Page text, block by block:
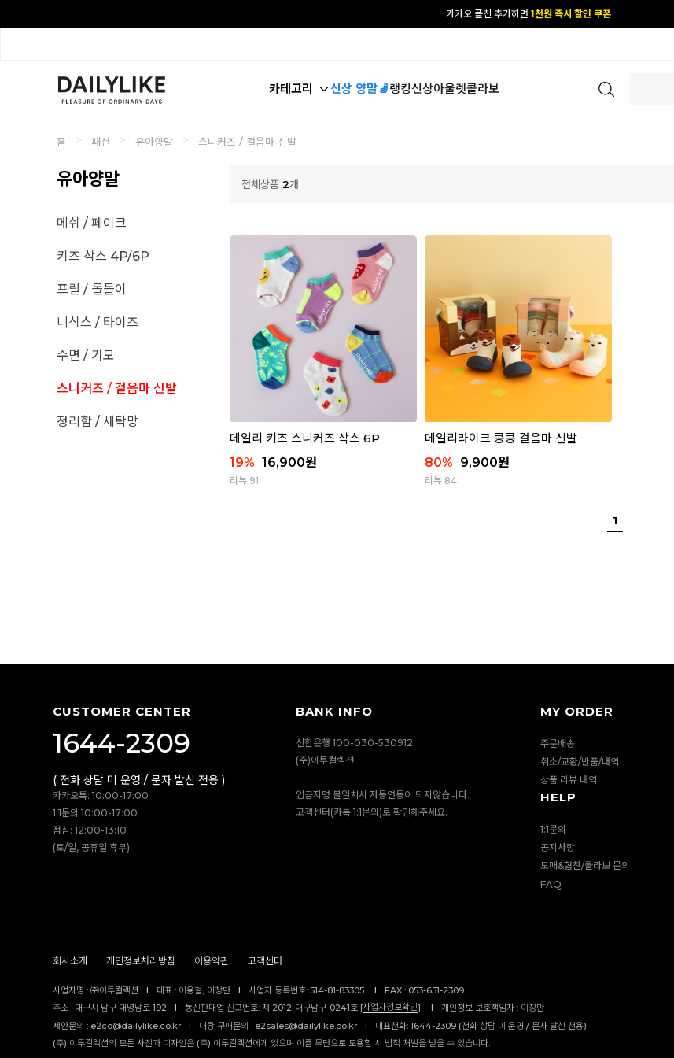
카카오 플친 추가하면 1천원 즉시 할인 쿠폰
카테고리 신상 양말🧦랭킹신상아울렛콜라보
홈 > 패션 > 유아양말 > 스니커즈 / 걸음마 신발
유아양말
메쉬 / 페이크
키즈 삭스 4P/6P
프릴 / 돌돌이
니삭스 / 타이즈
수면 / 기모
스니커즈 / 걸음마 신발
정리함 / 세탁망
전체상품 2개
데일리 키즈 스니커즈 삭스 6P
19% 16,900원
리뷰 91
데일리라이크 콩콩 걸음마 신발
80% 9,900원
리뷰 84
1
CUSTOMER CENTER
1644-2309
( 전화 상담 미 운영 / 문자 발신 전용 )
카카오톡: 10:00-17:00
1:1문의 10:00-17:00
점심: 12:00-13:10
(토/일, 공휴일 휴무)
BANK INFO
신한은행 100-030-530912
(주)이투컬렉션
입금자명 불일치시 자동연동이 되지않습니다.
고객센터(카톡 1:1문의)로 확인해주세요.
MY ORDER
주문배송
취소/교환/반품/내역
상품 리뷰 내역
HELP
1:1문의
공지사항
도매&협찬/콜라보 문의
FAQ
회사소개 개인정보처리방침 이용약관 고객센터
사업자명 : ㈜이투컬렉션 I 대표 : 이용철, 이창만 I 사업자 등록번호: 514-81-83305 I
FAX : 053-651-2309
주소 : 대구시 남구 대명남로 192
I 통신판매업 신고번호: 제 2012-대구남구-0241호 [사업자정보확인] I
개인정보 보호책임자 : 이창만
제안문의 : e2co@dailylike.co.kr
I 대량 구매문의 : e2sales@dailylike.co.kr I
대표전화: 1644-2309 (전화 상담 미 운영 / 문자 발신 전용)
(주) 이투컬렉션의 모든 사진과 디자인은 (주) 이투컬렉션에게 있으며 이를 무단으로 도용할 시 법적 처벌을 받을 수 있습니다.